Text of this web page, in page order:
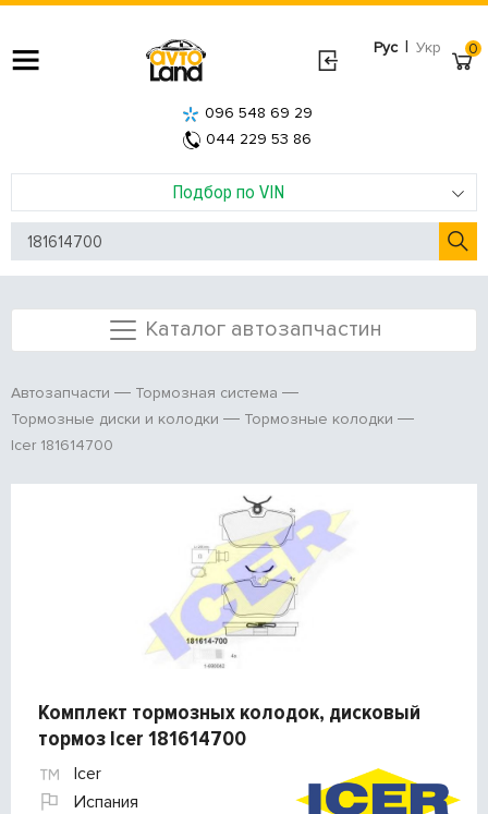
Рус | Укр
Подбор по VIN
096 548 69 29
044 229 53 86
0
Каталог автозапчастин
Автозапчасти
Тормозная система
Тормозные диски и колодки
Тормозные колодки
Icer 181614700
Комплект тормозных колодок, дисковый
тормоз Icer 181614700
Icer
Испания